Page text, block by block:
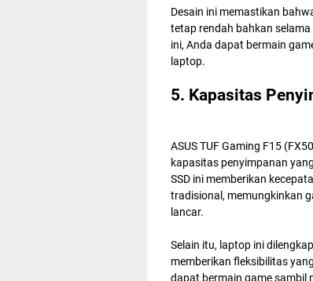
Desain ini memastikan
tetap rendah bahkan
ini, Anda dapat bermain
laptop.
5. Kapasitas
ASUS TUF Gaming F15
kapasitas penyimpanan
SSD ini memberikan
tradisional, memungkinkan
lancar.
Selain itu, laptop ini
memberikan fleksibilitas
dapat bermain game sambil